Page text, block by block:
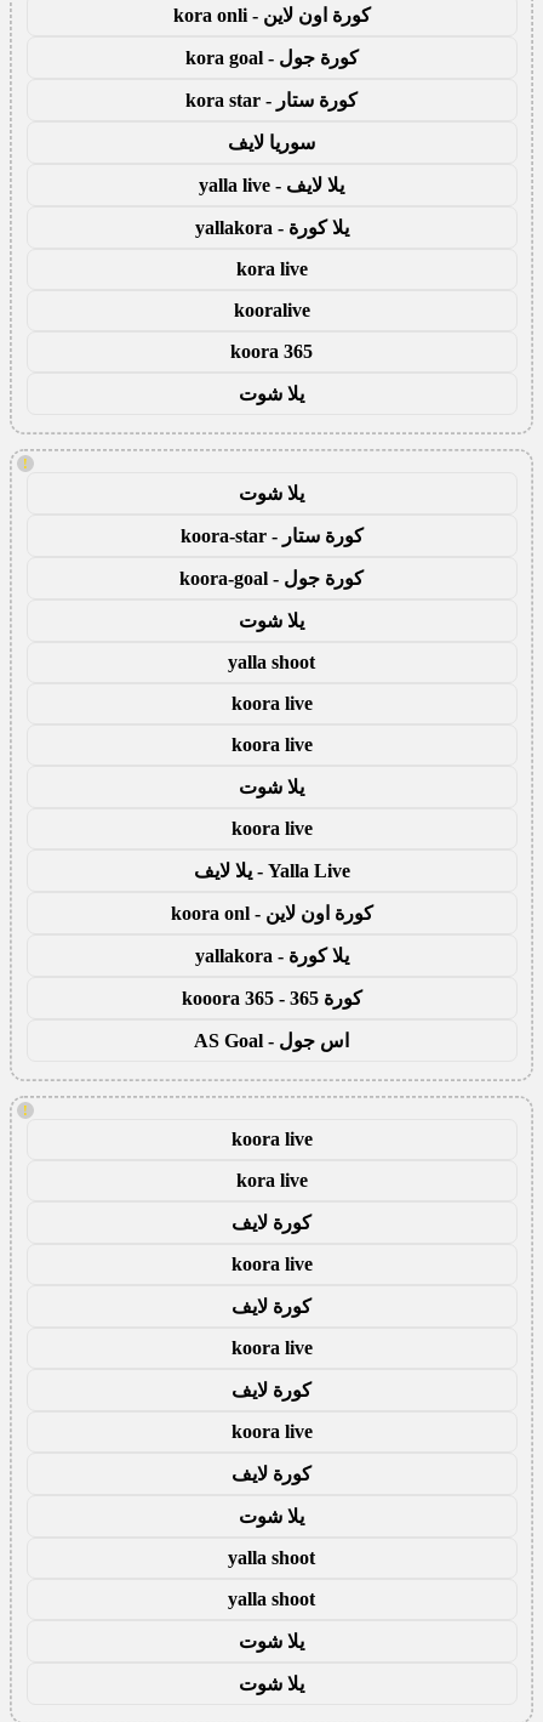
كورة اون لاين - kora onli
كورة جول - kora goal
كورة ستار - kora star
سوريا لايف
يلا لايف - yalla live
يلا كورة - yallakora
kora live
kooralive
koora 365
يلا شوت
!
يلا شوت
كورة ستار - koora-star
كورة جول - koora-goal
يلا شوت
yalla shoot
koora live
koora live
يلا شوت
koora live
Yalla Live - يلا لايف
كورة اون لاين - koora onl
يلا كورة - yallakora
كورة 365 - kooora 365
اس جول - AS Goal
!
koora live
kora live
كورة لايف
koora live
كورة لايف
koora live
كورة لايف
koora live
كورة لايف
يلا شوت
yalla shoot
yalla shoot
يلا شوت
يلا شوت